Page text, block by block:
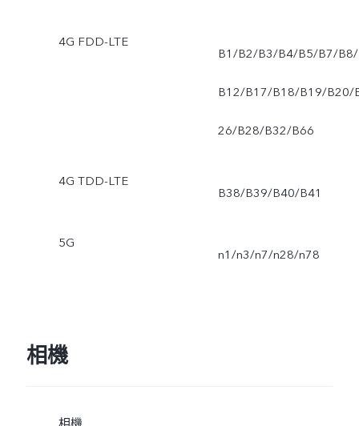
4G FDD-LTE
B1/B2/B3/B4/B5/B7/B8/
B12/B17/B18/B19/B20/
26/B28/B32/B66
4G TDD-LTE
B38/B39/B40/B41
5G
n1/n3/n7/n28/n78
相機